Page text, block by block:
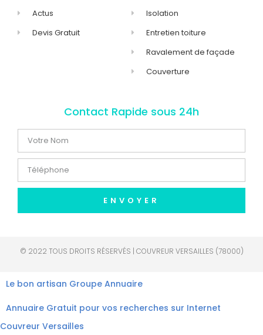
Actus
Devis Gratuit
Isolation
Entretien toiture
Ravalement de façade
Couverture
Contact Rapide sous 24h
ENVOYER
© 2022 TOUS DROITS RÉSERVÉS | COUVREUR VERSAILLES (78000)
Le bon artisan Groupe Annuaire
Annuaire Gratuit pour vos recherches sur Internet
Couvreur Versailles